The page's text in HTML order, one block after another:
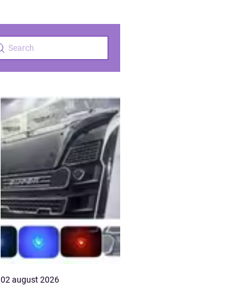
02 august 2026